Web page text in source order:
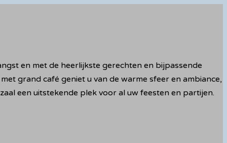
en met de heerlijkste gerechten en bijpassende
grand café geniet u van de warme sfeer en ambiance,
een uitstekende plek voor al uw feesten en partijen.